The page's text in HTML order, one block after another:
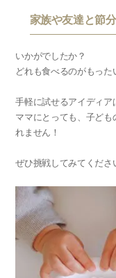
家族や友達と節
いかがでしたか？
どれも食べるのがもった
手軽に試せるアイディア
ママにとっても、子ど
れません！
ぜひ挑戦してみてくださ